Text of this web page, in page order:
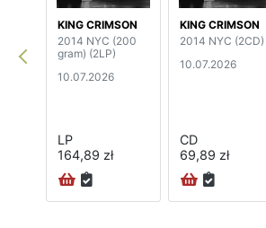
KING CRIMSON
2014 NYC (200
gram) (2LP)
10.07.2026
LP
164,89 zł
KING CRIMSON
2014 NYC (2CD)
10.07.2026
CD
69,89 zł